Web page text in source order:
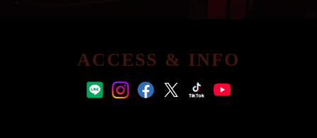
ACCESS & INFO